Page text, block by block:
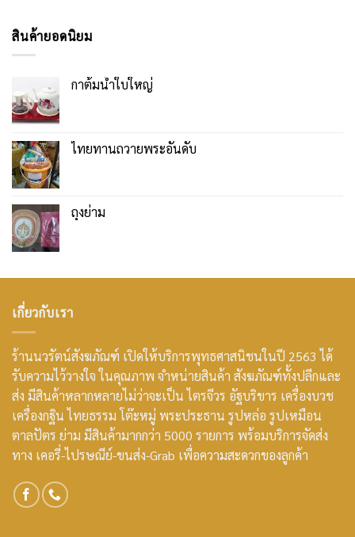
สินค้ายอดนิยม
กาต้มน้ำใบใหญ่
ไทยทานถวายพระอันดับ
ถุงย่าม
เกี่ยวกับเรา
ร้านนวรัตน์สังฆภัณฑ์ เปิดให้บริการพุทธศาสนิชนในปี 2563 ได้
รับความไว้วางใจ ในคุณภาพ จำหน่ายสินค้า สังฆภัณฑ์ทั้งปลีกและ
ส่ง มีสินค้าหลากหลายไม่ว่าจะเป็น ไตรจีวร อัฐบริขาร เครื่องบวช
เครื่องกฐิน ไทยธรรม โต๊ะหมู่ พระประธาน รูปหล่อ รูปเหมือน
ตาลปัตร ย่าม มีสินค้ามากกว่า 5000 รายการ พร้อมบริการจัดส่ง
ทาง เคอรี่-ไปรษณีย์-ขนส่ง-Grab เพื่อความสะดวกของลูกค้า